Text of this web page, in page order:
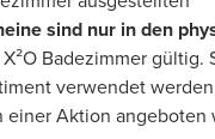
sind nur in den
Badezimmer gültig.
verwendet
einer Aktion angeboten